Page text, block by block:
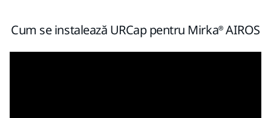
Cum se instalează URCap pentru Mirka® AIROS